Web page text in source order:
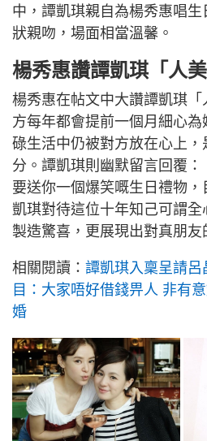
中，譚凱琪親自為楊秀惠唱
狀親吻，場面相當溫馨。
楊秀惠讚譚凱琪「人美
楊秀惠在帖文中大讚譚凱琪
方每年都會提前一個月細心
碌生活中仍被對方放在心上
分。譚凱琪則幽默留言回覆
要送你一個爆笑嘅生日禮物
凱琪對待這位十年知己可謂
製造驚喜，更展現出對真朋友
相關閱讀： 譚凱琪入稟呈請呂
目：大家唔好借錢畀人 非有
婚